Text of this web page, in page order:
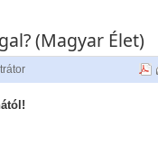
(Magyar Élet)